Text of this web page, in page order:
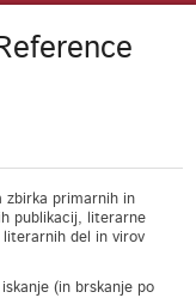
zbirka primarnih in
publikacij, literarne
del in virov
(in brskanje po